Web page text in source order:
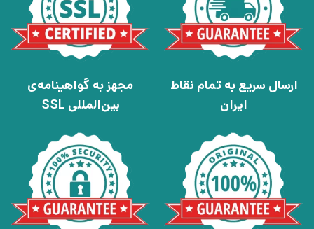
ارسال سریع به تمام نقاط
ایران
مجهز به گواهینامه‌ی
بین‌المللی SSL